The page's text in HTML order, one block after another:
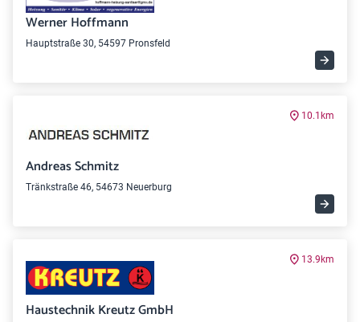
Werner Hoffmann
Hauptstraße 30, 54597 Pronsfeld
10.1km
Andreas Schmitz
Tränkstraße 46, 54673 Neuerburg
13.9km
Haustechnik Kreutz GmbH